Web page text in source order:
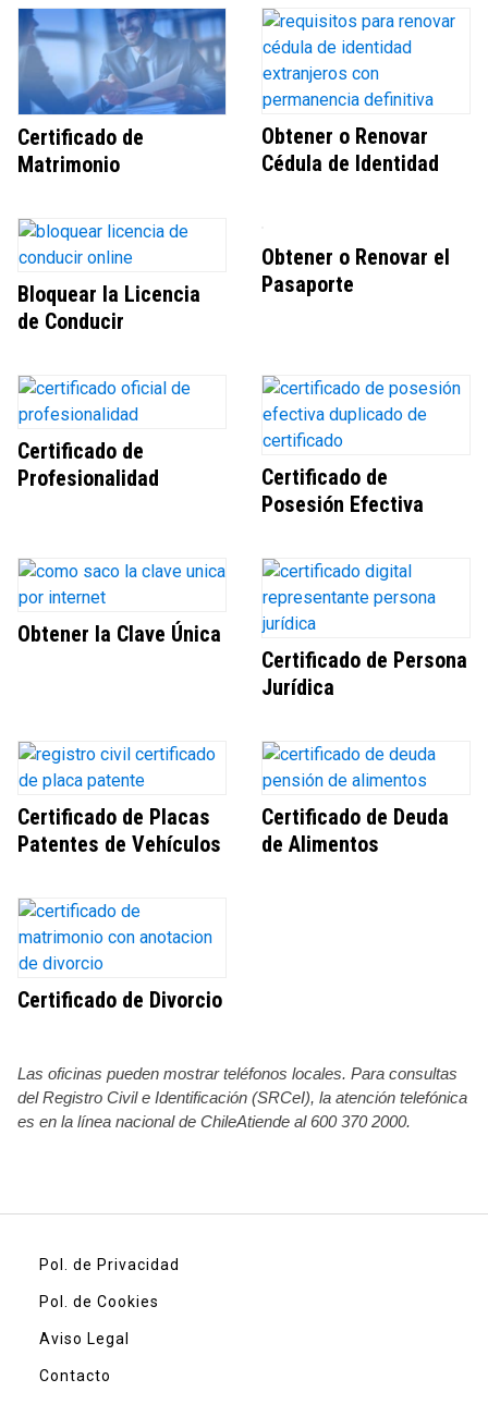
Certificado de
Matrimonio
Obtener o Renovar
Cédula de Identidad
Bloquear la Licencia
de Conducir
Obtener o Renovar el
Pasaporte
Certificado de
Profesionalidad
Certificado de
Posesión Efectiva
Obtener la Clave Única
Certificado de Persona
Jurídica
Certificado de Placas
Patentes de Vehículos
Certificado de Deuda
de Alimentos
Certificado de Divorcio
Las oficinas pueden mostrar teléfonos locales. Para consultas
del Registro Civil e Identificación (SRCeI), la atención telefónica
es en la línea nacional de ChileAtiende al 600 370 2000.
Pol. de Privacidad
Pol. de Cookies
Aviso Legal
Contacto